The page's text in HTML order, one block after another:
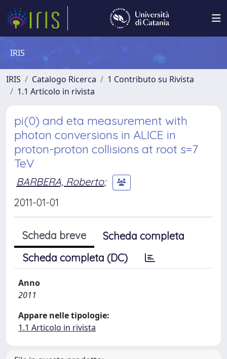
IRIS
IRIS Catalogo Ricerca
1 Contributo su Rivista
1.1 Articolo in rivista
pi(0) and eta measurement with
photon conversions in ALICE in
proton-proton collisions at root s=7
TeV
BARBERA, Roberto;
2011-01-01
Scheda breve
Scheda completa
Scheda completa (DC)
Anno
2011
Appare nelle tipologie:
1.1 Articolo in rivista